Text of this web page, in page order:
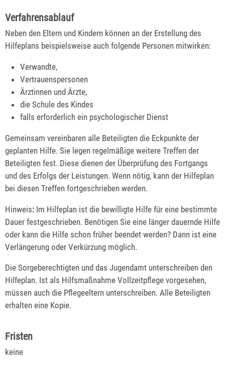
Verfahrensablauf
Neben den Eltern und Kindern können an der Erstellung des
Hilfeplans beispielsweise auch folgende Personen mitwirken:
Verwandte,
Vertrauenspersonen
Ärztinnen und Ärzte,
die Schule des Kindes
falls erforderlich ein psychologischer Dienst
Gemeinsam vereinbaren alle Beteiligten die Eckpunkte der
geplanten Hilfe. Sie legen regelmäßige weitere Treffen der
Beteiligten fest. Diese dienen der Überprüfung des Fortgangs
und des Erfolgs der Leistungen. Wenn nötig, kann der Hilfeplan
bei diesen Treffen fortgeschrieben werden.
Hinweis: Im Hilfeplan ist die bewilligte Hilfe für eine bestimmte
Dauer festgeschrieben. Benötigen Sie eine länger dauernde Hilfe
oder kann die Hilfe schon früher beendet werden? Dann ist eine
Verlängerung oder Verkürzung möglich.
Die Sorgeberechtigten und das Jugendamt unterschreiben den
Hilfeplan. Ist als Hilfsmaßnahme Vollzeitpflege vorgesehen,
müssen auch die Pflegeeltern unterschreiben. Alle Beteiligten
erhalten eine Kopie.
Fristen
keine